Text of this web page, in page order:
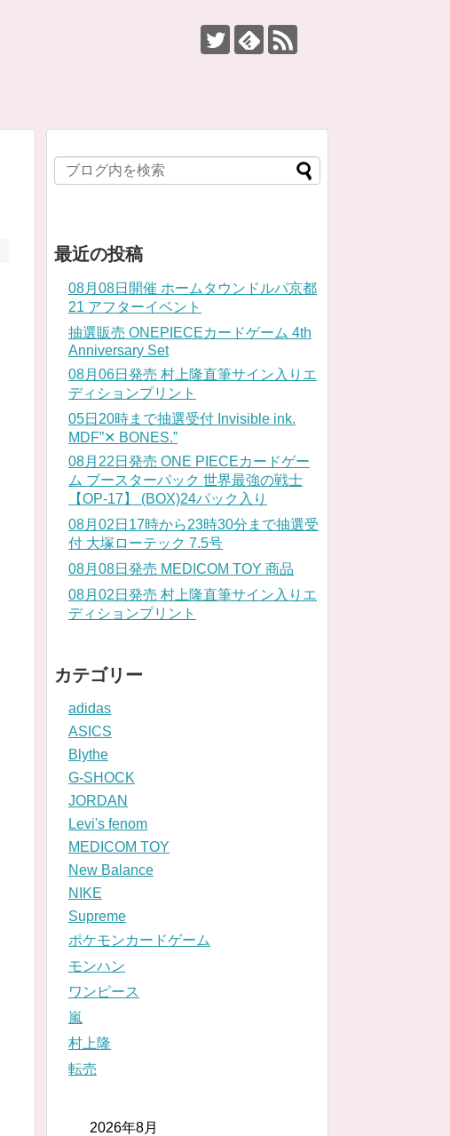
最近の投稿
08月08日開催 ホームタウンドルパ京都
21 アフターイベント
抽選販売 ONEPIECEカードゲーム 4th
Anniversary Set
08月06日発売 村上隆直筆サイン入りエ
ディションプリント
05日20時まで抽選受付 Invisible ink.
MDF”✕ BONES.”
08月22日発売 ONE PIECEカードゲー
ム ブースターパック 世界最強の戦士
【OP-17】 (BOX)24パック入り
08月02日17時から23時30分まで抽選受
付 大塚ローテック 7.5号
08月08日発売 MEDICOM TOY 商品
08月02日発売 村上隆直筆サイン入りエ
ディションプリント
カテゴリー
adidas
ASICS
Blythe
G-SHOCK
JORDAN
Levi's fenom
MEDICOM TOY
New Balance
NIKE
Supreme
ポケモンカードゲーム
モンハン
ワンピース
嵐
村上隆
転売
2026年8月